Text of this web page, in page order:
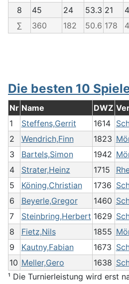
8
45 24 53.3 21
∑
360 182 50.6 178
Die besten 10
Nr Name DWZ
1
Steffens,Gerrit 1614
2
Wendrich,Finn 1823
3
Bartels,Simon 1942
4
Strater,Heinz 1715
5
Köning,Christian 1736
6
Beyerle,Gregor 1460
7
Steinbring,Herbert 1629
8
Fietz,Nils 1855
9
Kautny,Fabian 1673
10 Meller,Gero 1638
¹ Die Turnierleistung wird erst